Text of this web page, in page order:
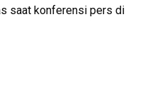
saat konferensi pers di